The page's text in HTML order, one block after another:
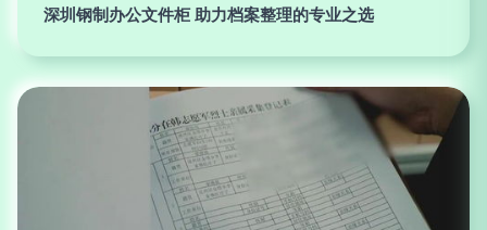
深圳钢制办公文件柜 助力档案整理的专业之选